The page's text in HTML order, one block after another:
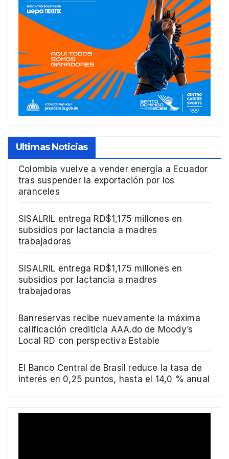
Ultimas Noticias
Colombia vuelve a vender energía a Ecuador
tras suspender la exportación por los
aranceles
SISALRIL entrega RD$1,175 millones en
subsidios por lactancia a madres
trabajadoras
SISALRIL entrega RD$1,175 millones en
subsidios por lactancia a madres
trabajadoras
Banreservas recibe nuevamente la máxima
calificación crediticia AAA.do de Moody’s
Local RD con perspectiva Estable
El Banco Central de Brasil reduce la tasa de
interés en 0,25 puntos, hasta el 14,0 % anual